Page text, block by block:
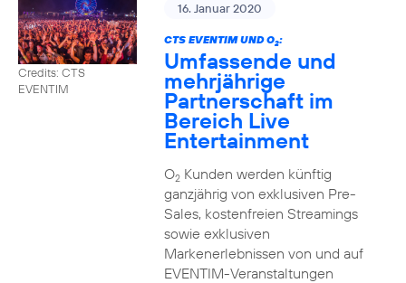
Credits: CTS
EVENTIM
16. Januar 2020
CTS EVENTIM UND O2:
Umfassende und
mehrjährige
Partnerschaft im
Bereich Live
Entertainment
O2Kunden werden künftig
ganzjährig von exklusiven Pre-
Sales, kostenfreien Streamings
sowie exklusiven
Markenerlebnissen von und auf
EVENTIM-Veranstaltungen